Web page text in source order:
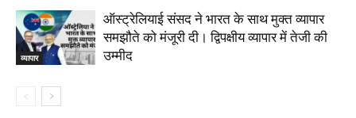
व्यापार
ऑस्ट्रेलियाई संसद ने भारत के साथ मुक्त व्यापार
समझौते को मंजूरी दी। द्विपक्षीय व्यापार में तेजी की
उम्मीद